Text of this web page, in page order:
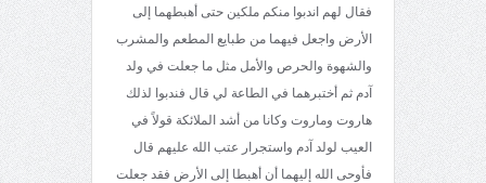
فقال لهم اندبوا منكم ملكين حتى أهبطهما إلى
الأرض واجعل فيهما من طبايع المطعم والمشرب
والشهوة والحرص والأمل مثل ما جعلت في ولد
آدم ثم أختبرهما في الطاعة لي قال فندبوا لذلك
هاروت وماروت وكانا من أشد الملائكة قولاً في
العيب لولد آدم واستجرار عتب الله عليهم قال
فأوحى الله إليهما أن أهبطا إلى الأرض فقد جعلت